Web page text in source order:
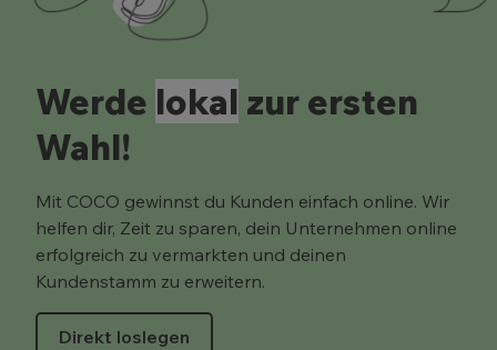
Werde lokal zur ersten
Wahl!
Mit COCO gewinnst du Kunden einfach online. Wir
helfen dir, Zeit zu sparen, dein Unternehmen online
erfolgreich zu vermarkten und deinen
Kundenstamm zu erweitern.
Direkt loslegen